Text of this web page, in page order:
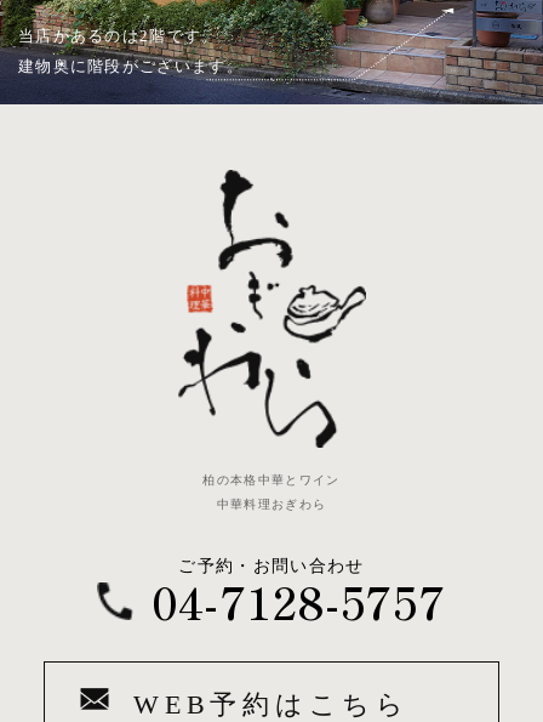
当店があるのは2階です。
建物奥に階段がございます。
柏の本格中華とワイン
中華料理おぎわら
ご予約・お問い合わせ
04-7128-5757
WEB予約はこちら